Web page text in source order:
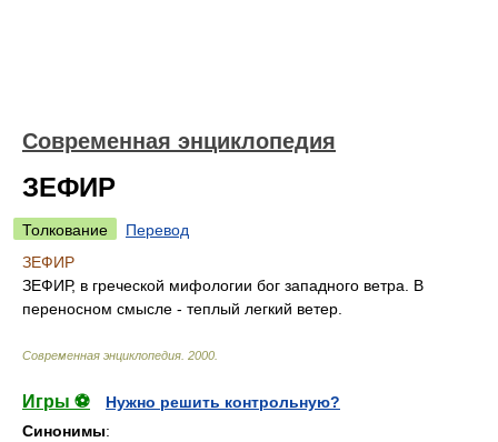
Современная энциклопедия
ЗЕФИР
Толкование
Перевод
ЗЕФИР
ЗЕФИР, в греческой мифологии бог западного ветра. В
переносном смысле - теплый легкий ветер.
Современная энциклопедия 2000
Игры ⚽
Нужно решить контрольную?
Синонимы: